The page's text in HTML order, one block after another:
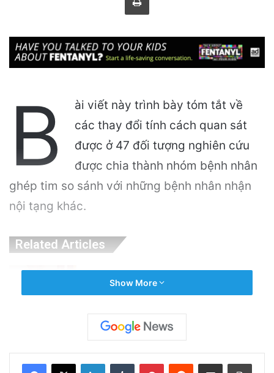
B
ài viết này trình bày tóm tắt về
các thay đổi tính cách quan sát
được ở 47 đối tượng nghiên cứu
được chia thành nhóm bệnh nhân
ghép tim so sánh với những bệnh nhân nhận
nội tạng khác.
Related Articles
đánh bại người được Trump ủng hộ dù đã
ngừng chiến dịch
10 hours ago
Show More
LinkedInTumblr PinterestReddit Share via Email Print